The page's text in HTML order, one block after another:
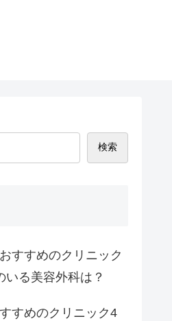
検索
すすめのクリニック
いる美容外科は？
すめのクリニック4